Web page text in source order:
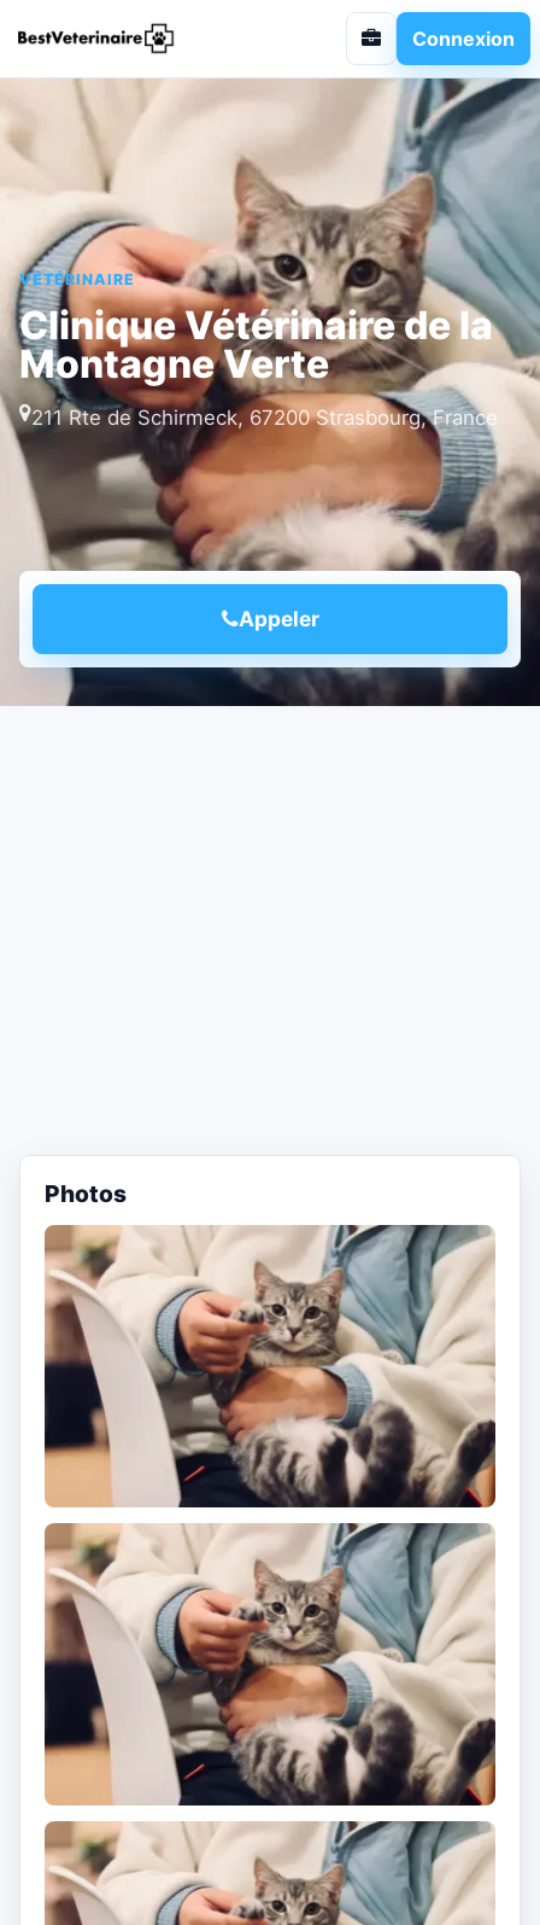
Connexion
VÉTÉRINAIRE
Clinique Vétérinaire de la
Montagne Verte
211 Rte de Schirmeck, 67200 Strasbourg, France
Appeler
Photos